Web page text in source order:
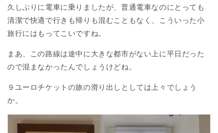
久しぶりに電車に乗りましたが、普通電車なのにとっても
清潔で快適で行きも帰りも混むこともなく、こういった小
旅行にはもってこいですね。
まあ、この路線は途中に大きな都市がない上に平日だった
ので混まなかったんでしょうけどね。
９ユーロチケットの旅の滑り出しとしては上々でしょう
か。